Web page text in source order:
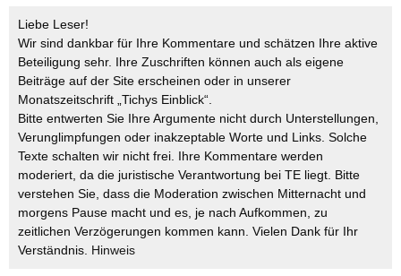
Liebe Leser!
Wir sind dankbar für Ihre Kommentare und schätzen Ihre aktive
Beteiligung sehr. Ihre Zuschriften können auch als eigene
Beiträge auf der Site erscheinen oder in unserer
Monatszeitschrift „Tichys Einblick“.
Bitte entwerten Sie Ihre Argumente nicht durch Unterstellungen,
Verunglimpfungen oder inakzeptable Worte und Links. Solche
Texte schalten wir nicht frei. Ihre Kommentare werden
moderiert, da die juristische Verantwortung bei TE liegt. Bitte
verstehen Sie, dass die Moderation zwischen Mitternacht und
morgens Pause macht und es, je nach Aufkommen, zu
zeitlichen Verzögerungen kommen kann. Vielen Dank für Ihr
Verständnis. Hinweis